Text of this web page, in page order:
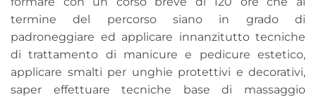
termine del percorso siano in grado di
padroneggiare ed applicare innanzitutto tecniche
di trattamento di manicure e pedicure estetico,
applicare smalti per unghie protettivi e decorativi,
saper effettuare tecniche base di massaggio